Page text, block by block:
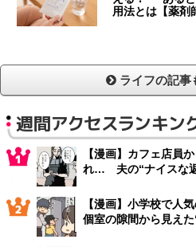
用法とは【薬剤
ライフの記事
週間アクセスランキン
【漫画】カフェ店員
れ… 夫の“ナイスな返
【漫画】小学校で人
個室の隙間から見え